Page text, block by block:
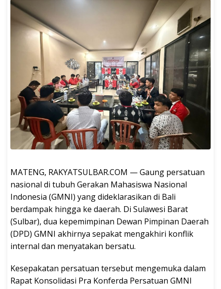
MATENG, RAKYATSULBAR.COM — Gaung persatuan
nasional di tubuh Gerakan Mahasiswa Nasional
Indonesia (GMNI) yang dideklarasikan di Bali
berdampak hingga ke daerah. Di Sulawesi Barat
(Sulbar), dua kepemimpinan Dewan Pimpinan Daerah
(DPD) GMNI akhirnya sepakat mengakhiri konflik
internal dan menyatakan bersatu.
Kesepakatan persatuan tersebut mengemuka dalam
Rapat Konsolidasi Pra Konferda Persatuan GMNI